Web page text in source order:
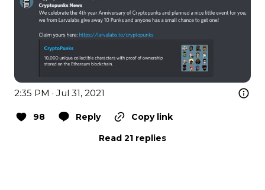
2:35 PM · Jul 31, 2021
98 Reply
Copy link
Read 21 replies